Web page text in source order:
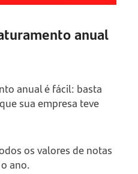
anual
anual é fácil: basta
sua empresa teve
os valores de notas
ano.